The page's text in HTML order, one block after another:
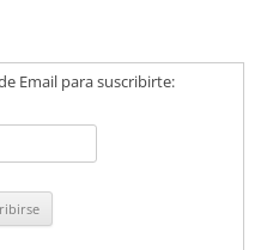
Email para suscribirte: